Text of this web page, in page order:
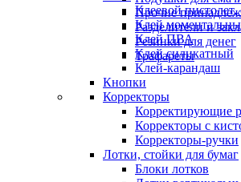
Прочие
Разделители и
Резинки для денег
Трафареты
Клеевой пистолет,
Клей
Клей ПВА
Клей силикатный
Клей-карандаш
Кнопки
Корректоры
Корректирующие
Корректоры с
Корректоры-ручки
Лотки, стойки для бумаг
Блоки лотков